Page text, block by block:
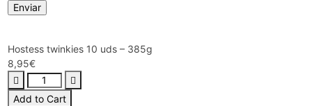
Hostess twinkies 10 uds – 385g
8,95€
Add to Cart